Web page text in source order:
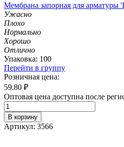
Мембрана запорная для
Ужасно
Плохо
Нормально
Хорошо
Отлично
Упаковка: 100
Перейти в группу
Розничная цена:
59.80 ₽
Оптовая цена доступна после
В корзину
Артикул: 3566